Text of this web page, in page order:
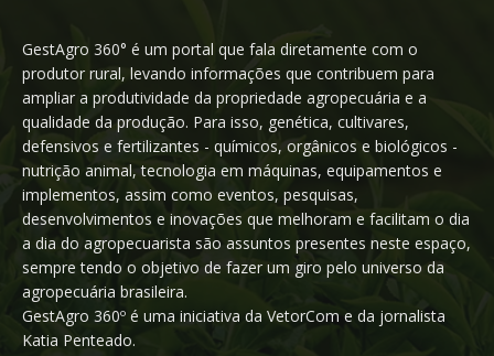
GestAgro 360° é um portal que fala diretamente com o
produtor rural, levando informações que contribuem para
ampliar a produtividade da propriedade agropecuária e a
qualidade da produção. Para isso, genética, cultivares,
defensivos e fertilizantes - químicos, orgânicos e biológicos -
nutrição animal, tecnologia em máquinas, equipamentos e
implementos, assim como eventos, pesquisas,
desenvolvimentos e inovações que melhoram e facilitam o dia
a dia do agropecuarista são assuntos presentes neste espaço,
sempre tendo o objetivo de fazer um giro pelo universo da
agropecuária brasileira.
GestAgro 360º é uma iniciativa da VetorCom e da jornalista
Katia Penteado.